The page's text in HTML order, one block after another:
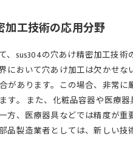
加工技術の応用分野
、sus304の穴あけ精密加工技
において穴あけ加工は欠かせ
があります。この場合、非常
す。 また、化粧品容器や医療
方、医療器具などでは精度が
品製造業者としては、新しい